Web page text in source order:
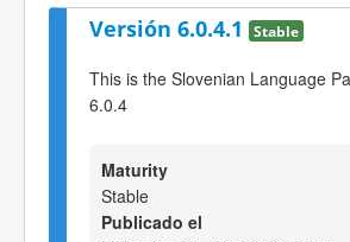
Versión 6.0.4.1 Stable
This is the Slovenian Language
6.0.4
Maturity
Stable
Publicado el